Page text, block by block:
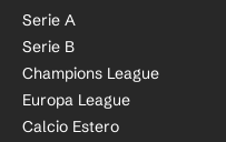
Serie A
Serie B
Champions League
Europa League
Calcio Estero